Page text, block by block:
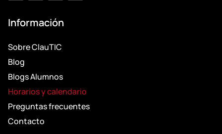
Información
Sobre ClauTIC
Blog
Blogs Alumnos
Horarios y calendario
Preguntas frecuentes
Contacto